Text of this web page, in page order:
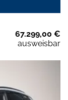
67.299,00 €
ausweisbar